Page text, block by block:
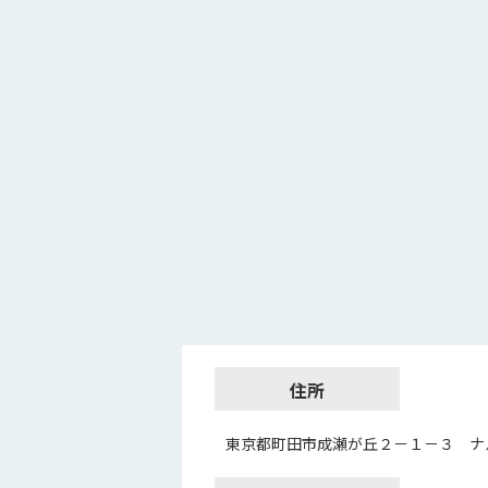
住所
東京都町田市成瀬が丘２－１－３ ナ